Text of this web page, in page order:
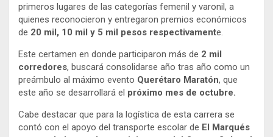
primeros lugares de las categorías femenil y varonil, a
quienes reconocieron y entregaron premios económicos
de 20 mil, 10 mil y 5 mil pesos respectivamente.
Este certamen en donde participaron más de 2 mil
corredores, buscará consolidarse año tras año como un
preámbulo al máximo evento Querétaro Maratón, que
este año se desarrollará el próximo mes de octubre.
Cabe destacar que para la logística de esta carrera se
contó con el apoyo del transporte escolar de El Marqués